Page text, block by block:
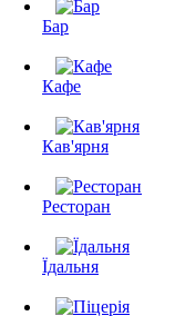
Бар
Кафе
Кав'ярня
Ресторан
Їдальня